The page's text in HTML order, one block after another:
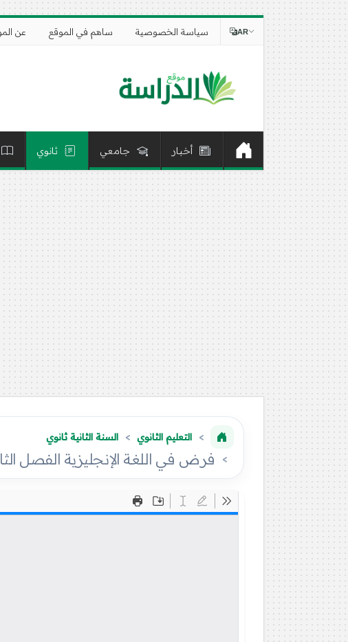
سياسة الخصوصية ساهم في الموقع عن AR
أخبار جامعي ثانوي
التعليم الثانوي السنة الثانية ثانوي
فرض في اللغة الإنجليزية الفصل الثاني